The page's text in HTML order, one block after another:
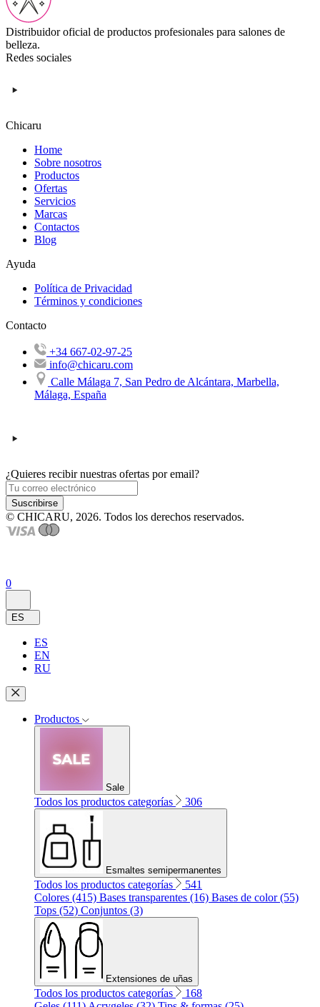
Distribuidor oficial de productos profesionales para salones de
belleza.
Redes sociales
Chicaru
Home
Sobre nosotros
Productos
Ofertas
Servicios
Marcas
Contactos
Blog
Ayuda
Política de Privacidad
Términos y condiciones
Contacto
+34 667-02-97-25
info@chicaru.com
Calle Málaga 7, San Pedro de Alcántara, Marbella,
Málaga, España
¿Quieres recibir nuestras ofertas por email?
Suscribirse
© CHICARU, 2026. Todos los derechos reservados.
0
ES
ES
EN
RU
Productos
Sale
Todos los productos categorías 306
Esmaltes semipermanentes
Todos los productos categorías
541
Colores (415) Bases transparentes (16) Bases de color (55)
Tops (52) Conjuntos (3)
Extensiones de uñas
Todos los productos categorías
168